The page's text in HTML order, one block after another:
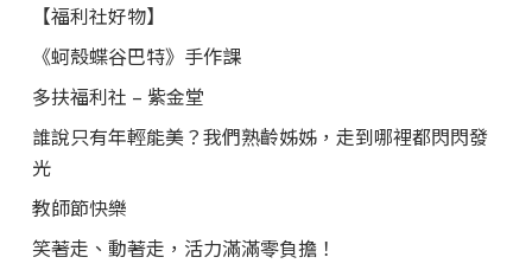
【福利社好物】
《蚵殼蝶谷巴特》手作課
多扶福利社 – 紫金堂
誰說只有年輕能美？我們熟齡姊姊，走到哪裡都閃閃發
光
教師節快樂
笑著走、動著走，活力滿滿零負擔！